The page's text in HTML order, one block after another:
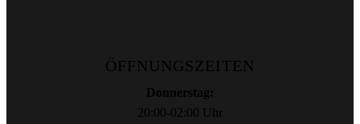
ÖFFNUNGSZEITEN
Donnerstag:
20:00-02:00 Uhr